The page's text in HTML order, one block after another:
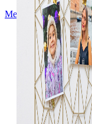
Меню